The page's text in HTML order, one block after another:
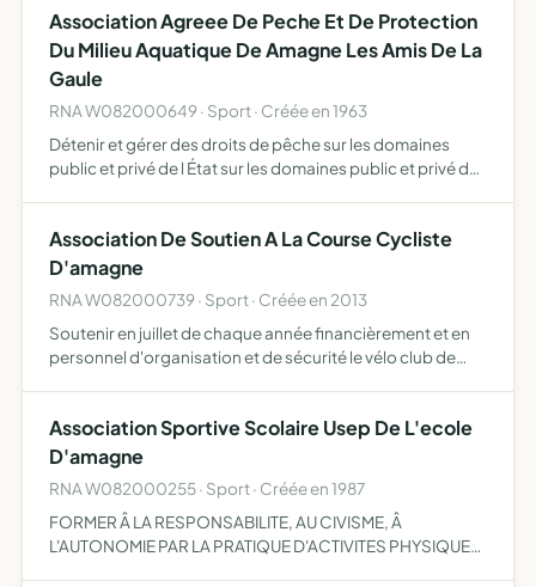
scolai…
Association Agreee De Peche Et De Protection
Du Milieu Aquatique De Amagne Les Amis De La
Gaule
RNA W082000649 · Sport · Créée en 1963
Détenir et gérer des droits de pêche sur les domaines
public et privé de l État sur les domaines public et privé de
Association De Soutien A La Course Cycliste
D'amagne
RNA W082000739 · Sport · Créée en 2013
Soutenir en juillet de chaque année financièrement et en
personnel d'organisation et de sécurité le vélo club de
Association Sportive Scolaire Usep De L'ecole
D'amagne
RNA W082000255 · Sport · Créée en 1987
FORMER Â LA RESPONSABILITE, AU CIVISME, Â
L'AUTONOMIE PAR LA PRATIQUE D'ACTIVITES PHYSIQUES,